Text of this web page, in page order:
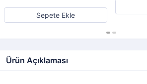
Sepete Ekle
Ürün Açıklaması